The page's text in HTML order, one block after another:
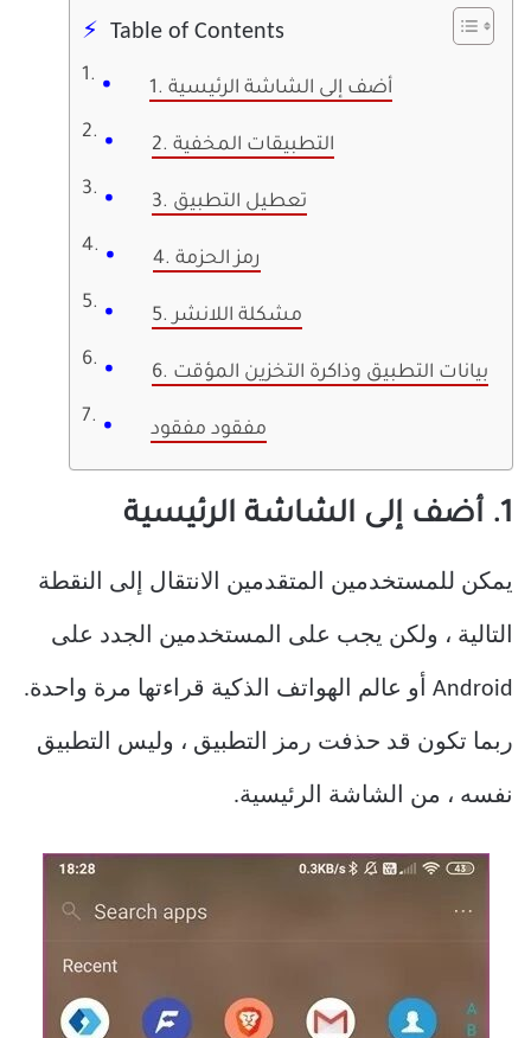
Table of Contents
1. أضف إلى الشاشة الرئيسية
2. التطبيقات المخفية
3. تعطيل التطبيق
4. رمز الحزمة
5. مشكلة اللانشر
6. بيانات التطبيق وذاكرة التخزين المؤقت
مفقود مفقود
1. أضف إلى الشاشة الرئيسية
يمكن للمستخدمين المتقدمين الانتقال إلى النقطة
التالية ، ولكن يجب على المستخدمين الجدد على
Android أو عالم الهواتف الذكية قراءتها مرة واحدة.
ربما تكون قد حذفت رمز التطبيق ، وليس التطبيق
نفسه ، من الشاشة الرئيسية.